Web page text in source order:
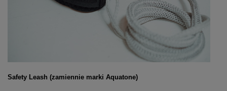
Safety Leash (zamiennie marki Aquatone)